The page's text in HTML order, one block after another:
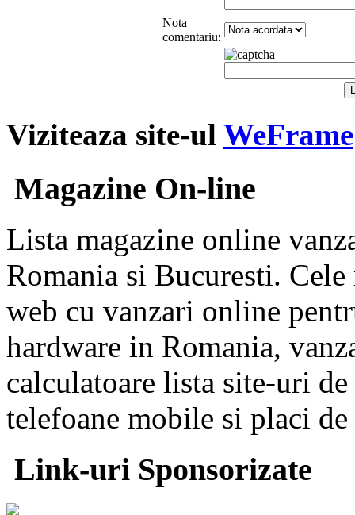
Nota
comentariu:
Viziteaza site-ul WeFrame
Magazine On-line
Lista magazine online
Romania si Bucuresti.
web cu vanzari online
hardware in Romania,
calculatoare lista site-uri
telefoane mobile si placi de
Link-uri Sponsorizate